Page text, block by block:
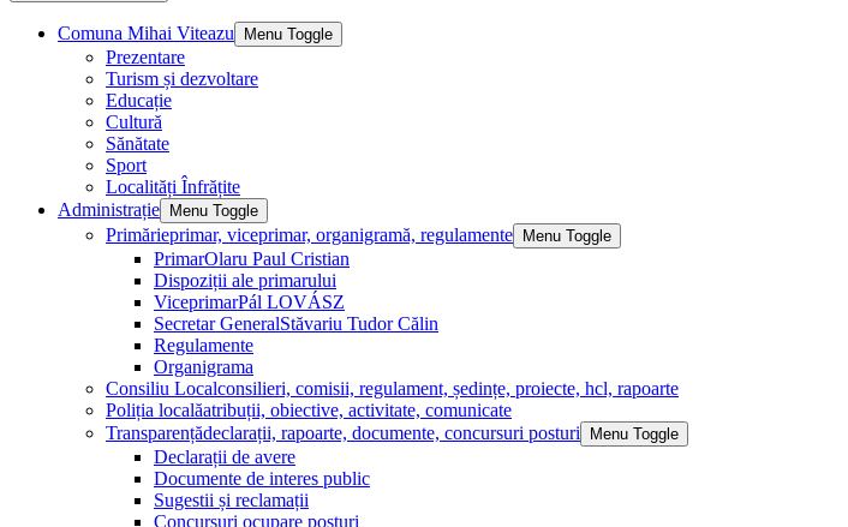
Comuna Mihai Viteazu Menu Toggle
Prezentare
Turism și dezvoltare
Educație
Cultură
Sănătate
Sport
Localități Înfrățite
Administrație
Menu Toggle
Primărieprimar, viceprimar, organigramă, regulamente Menu Toggle
PrimarOlaru Paul Cristian
Dispoziții ale primarului
ViceprimarPál LOVÁSZ
Secretar GeneralStăvariu Tudor Călin
Regulamente
Organigrama
Consiliu Localconsilieri, comisii, regulament, ședințe, proiecte, hcl, rapoarte
Poliția localăatribuții, obiective, activitate, comunicate
Transparențădeclarații, rapoarte, documente, concursuri posturi Menu Toggle
Declarații de avere
Documente de interes public
Sugestii și reclamații
Concursuri ocupare posturi